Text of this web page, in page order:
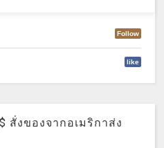
Follow
like
สั่งของจากอเมริกาส่ง